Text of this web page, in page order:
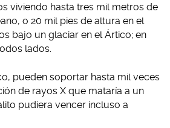
viviendo hasta tres mil metros de
o 20 mil pies de altura en el
bajo un glaciar en el Ártico; en
lados.
pueden soportar hasta mil veces
de rayos X que mataría a un
pudiera vencer incluso a